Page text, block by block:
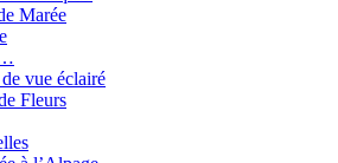
Marée
vue éclairé
Fleurs